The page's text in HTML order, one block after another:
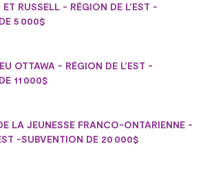
RUSSELL - RÉGION DE L’EST -
5 000$
OTTAWA - RÉGION DE L’EST -
11 000$
LA JEUNESSE FRANCO-ONTARIENNE -
-SUBVENTION DE 20 000$